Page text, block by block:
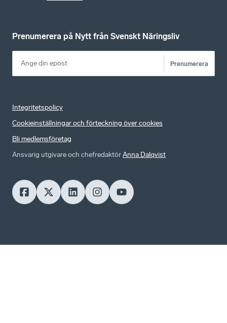
Prenumerera på Nytt från Svenskt Näringsliv
Prenumerera
Integritetspolicy
Cookieinställningar och förteckning över cookies
Bli medlemsföretag
Ansvarig utgivare och chefredaktörAnna Dalqvist